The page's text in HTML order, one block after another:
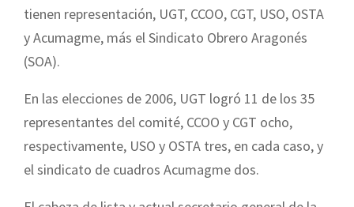
tienen representación, UGT, CCOO, CGT, USO, OSTA
y Acumagme, más el Sindicato Obrero Aragonés
(SOA).
En las elecciones de 2006, UGT logró 11 de los 35
representantes del comité, CCOO y CGT ocho,
respectivamente, USO y OSTA tres, en cada caso, y
el sindicato de cuadros Acumagme dos.